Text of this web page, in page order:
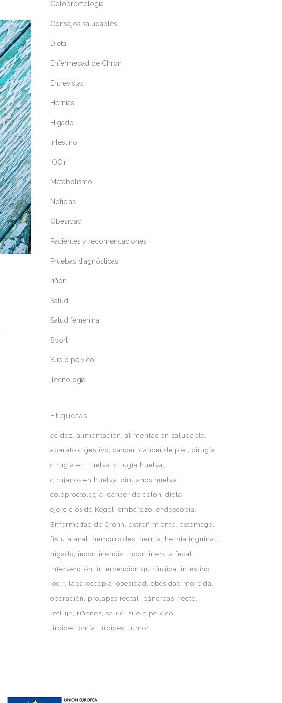
Coloproctología
Consejos saludables
Dieta
Enfermedad de Chron
Entrevistas
Hernias
Hígado
Intestino
IOCir
Metabolismo
Noticias
Obesidad
Pacientes y recomendaciones
Pruebas diagnósticas
riñón
Salud
Salud femenina
Sport
Suelo pélvico
Tecnología
Etiquetas
acidez alimentación
alimentación saludable
aparato digestivo
cancer cancer de piel
cirugía
cirugía en Huelva
cirugía huelva
cirujanos en huelva
cirujanos huelva
coloproctología
cáncer de colon
dieta
ejercicios de Kegel
embarazo
endoscopia
Enfermedad de Crohn
estreñimiento
estómago
fístula anal
hemorroides hernia
hernia inguinal
hígado
incontinencia
incontinencia fecal
intervención
intervención quirúrgica
intestino
iocir laparoscopia obesidad
obesidad mórbida
operación
prolapso rectal páncreas
recto
reflujo
riñones salud
suelo pélvico
tiroidectomía
tiroides tumor